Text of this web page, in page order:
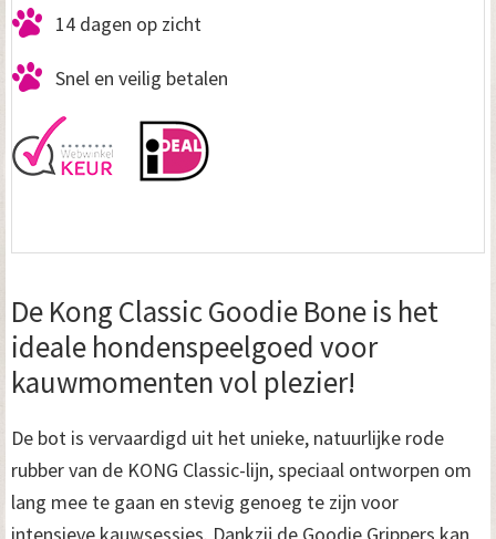
14 dagen op zicht
Snel en veilig betalen
De Kong Classic Goodie Bone is het
ideale hondenspeelgoed voor
kauwmomenten vol plezier!
De bot is vervaardigd uit het unieke, natuurlijke rode
rubber van de KONG Classic-lijn, speciaal ontworpen om
lang mee te gaan en stevig genoeg te zijn voor
intensieve kauwsessies. Dankzij de Goodie Grippers kan